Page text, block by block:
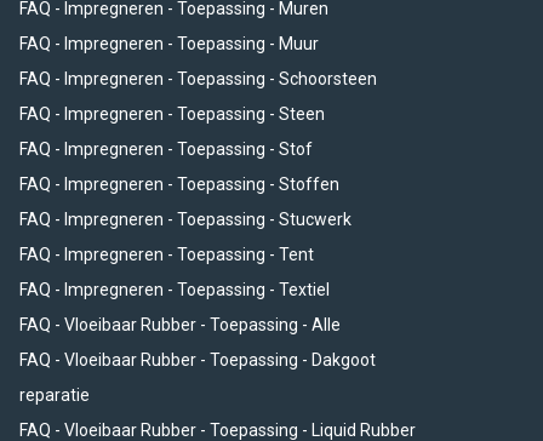
FAQ - Impregneren - Toepassing - Muren
FAQ - Impregneren - Toepassing - Muur
FAQ - Impregneren - Toepassing - Schoorsteen
FAQ - Impregneren - Toepassing - Steen
FAQ - Impregneren - Toepassing - Stof
FAQ - Impregneren - Toepassing - Stoffen
FAQ - Impregneren - Toepassing - Stucwerk
FAQ - Impregneren - Toepassing - Tent
FAQ - Impregneren - Toepassing - Textiel
FAQ - Vloeibaar Rubber - Toepassing - Alle
FAQ - Vloeibaar Rubber - Toepassing - Dakgoot
reparatie
FAQ - Vloeibaar Rubber - Toepassing - Liquid Rubber